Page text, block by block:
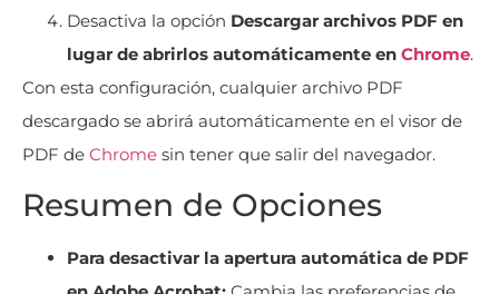
Desactiva la opción Descargar archivos PDF en
lugar de abrirlos automáticamente en Chrome.
Con esta configuración, cualquier archivo PDF
descargado se abrirá automáticamente en el visor de
PDF de Chrome sin tener que salir del navegador.
Resumen de Opciones
Para desactivar la apertura automática de PDF